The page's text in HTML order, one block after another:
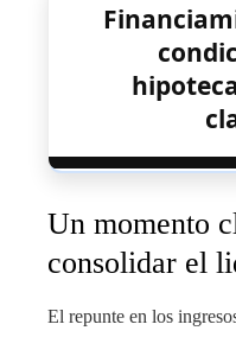
Un momento
consolidar el
El repunte en los